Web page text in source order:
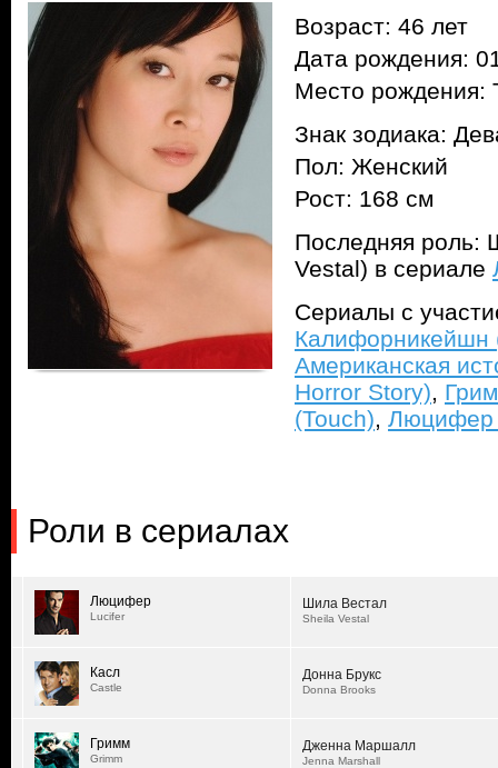
Возраст: 46 лет
Дата рождения:
Место рождения:
Знак зодиака:
Пол: Женский
Рост: 168 см
Последняя роль:
Vestal) в сериале
Сериалы с
Калифорникейшн
Американская
Horror Story),
(Touch), Люцифер
Роли в сериалах
Люцифер
Lucifer
Шила Вестал
Sheila Vestal
Касл
Castle
Донна Брукс
Donna Brooks
Гримм
Grimm
Дженна Маршалл
Jenna Marshall